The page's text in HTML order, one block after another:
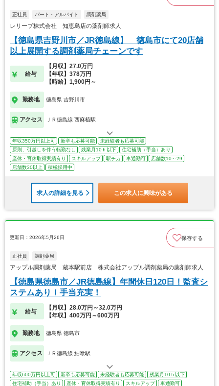
正社員 パート・アルバイト 調剤薬局
レリープ株式会社 知恵島店の薬剤師求人
【徳島県吉野川市／JR徳島線】 徳島市にて20店舗
以上展開する調剤薬局チェーンです
給与
【月収】27.0万円
【年収】378万円
【時給】1,900円～
勤務地 徳島県 吉野川市
アクセス ＪＲ徳島線 西麻植駅
年収350万円以上可 新卒も応募可能
未経験者も応募可能
原則、引越しを伴う転勤なし
残業月10ｈ以下
住宅補助（手当）あり
産休・育休取得実績有り
スキルアップ 駅チカ 車通勤可
店舗数10～29
店舗数30以上
積極採用中
求人の詳細を見る この求人に興味がある
更新日：2026年5月26日 保存する
正社員 調剤薬局
アップル調剤薬局 蔵本駅前店 株式会社アップル調剤薬局の薬剤師求人
【徳島県徳島市／JR徳島線】年間休日120日！監査シ
ステムあり！手当充実！
給与
【月収】28.0万円～32.0万円
【年収】400万円～600万円
勤務地 徳島県 徳島市
アクセス ＪＲ徳島線 鮎喰駅
年収600万円以上可 新卒も応募可能 未経験者も応募可能
残業月10ｈ以下
住宅補助（手当）あり
産休・育休取得実績有り スキルアップ 車通勤可